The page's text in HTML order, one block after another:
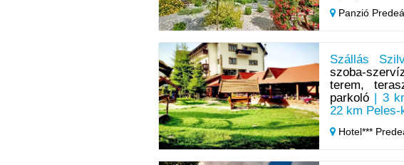
Panzió
Szállás
szoba-
terem,
parkoló| 3
22 km Peles-
Hotel***